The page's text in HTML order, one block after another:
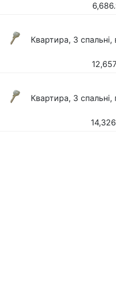
Квартира, 3 спальні,
Квартира, 3